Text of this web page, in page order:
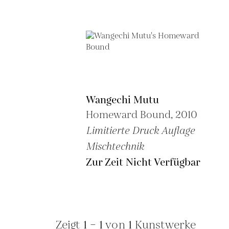
Wangechi Mutu
Homeward Bound, 2010
Limitierte Druck Auflage
Mischtechnik
Zur Zeit Nicht Verfügbar
Zeigt 1 – 1von 1 Kunstwerke